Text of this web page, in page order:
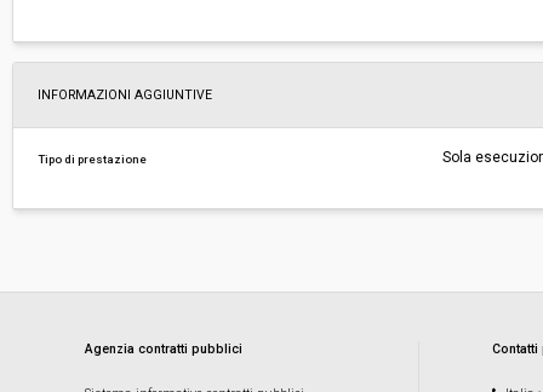
INFORMAZIONI AGGIUNTIVE
Tipo di prestazione Sola
Agenzia contratti pubblici